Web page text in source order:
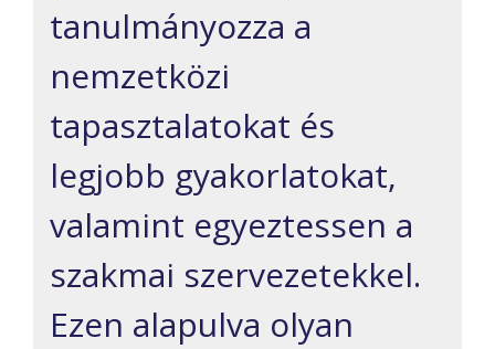
tanulmányozza a
nemzetközi
tapasztalatokat és
legjobb gyakorlatokat,
valamint egyeztessen a
szakmai szervezetekkel.
Ezen alapulva olyan